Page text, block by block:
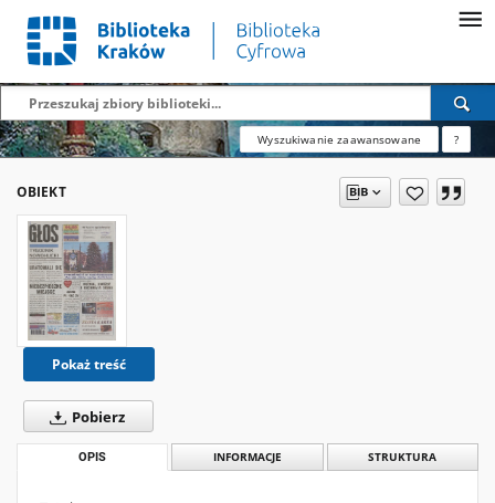
Wyszukiwanie zaawansowane ?
OBIEKT
Pokaż treść
Pobierz
OPIS INFORMACJE STRUKTURA